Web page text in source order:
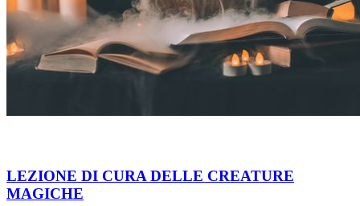
LEZIONE DI CURA DELLE CREATURE
MAGICHE